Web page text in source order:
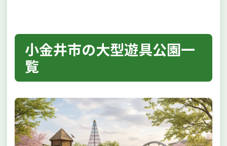
小金井市の大型遊具公園一
覧